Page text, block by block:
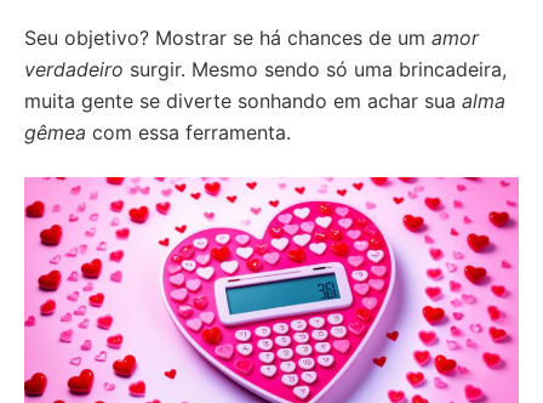
Seu objetivo? Mostrar se há chances de um amor
verdadeiro surgir. Mesmo sendo só uma brincadeira,
muita gente se diverte sonhando em achar sua alma
gêmea com essa ferramenta.